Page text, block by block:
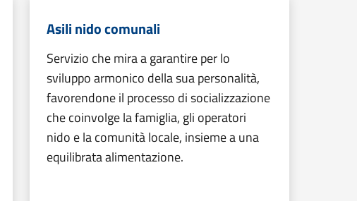
Asili nido comunali
Servizio che mira a garantire per lo
sviluppo armonico della sua personalità,
favorendone il processo di socializzazione
che coinvolge la famiglia, gli operatori
nido e la comunità locale, insieme a una
equilibrata alimentazione.